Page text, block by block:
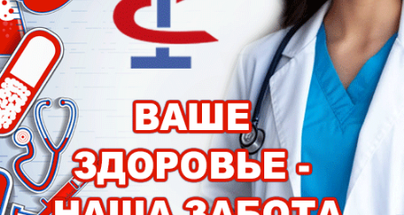
сегодня в 11:00 1
Афиша
Афиша в Таганроге: куда пойти за